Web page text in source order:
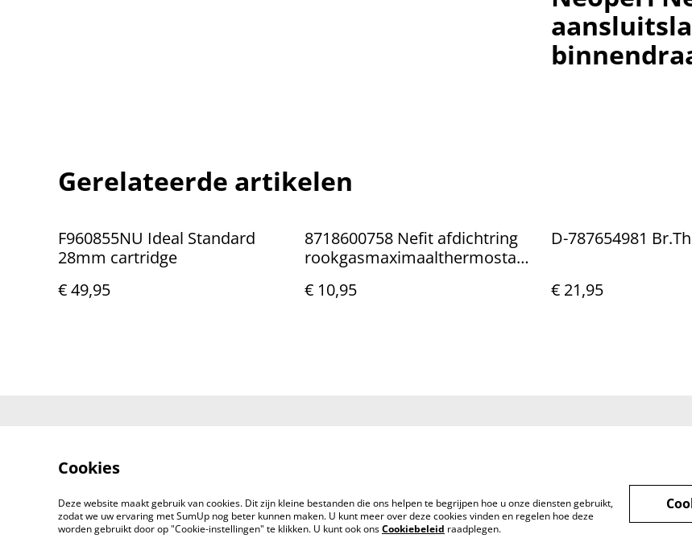
Gerelateerde artikelen
F960855NU Ideal Standard
28mm cartridge
€ 49,95
8718600758 Nefit afdichtring
rookgasmaximaalthermostaat
€ 10,95
D-787654981
€ 21,95
©2026Onderdelen JM
Cookies
Deze website maakt gebruik van cookies. Dit zijn kleine bestanden die ons helpen te begrijpen hoe u onze diensten gebruikt,
zodat we uw ervaring met SumUp nog beter kunnen maken. U kunt meer over deze cookies vinden en regelen hoe deze
worden gebruikt door op "Cookie-instellingen" te klikken. U kunt ook onsCookiebeleid raadplegen.